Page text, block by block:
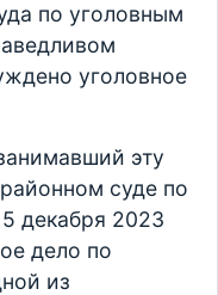
по уголовным
уголовное
эту
суде по
декабря 2023
дело по
из